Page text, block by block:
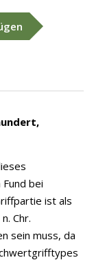
bei
ist als
Chr.
sein muss, da